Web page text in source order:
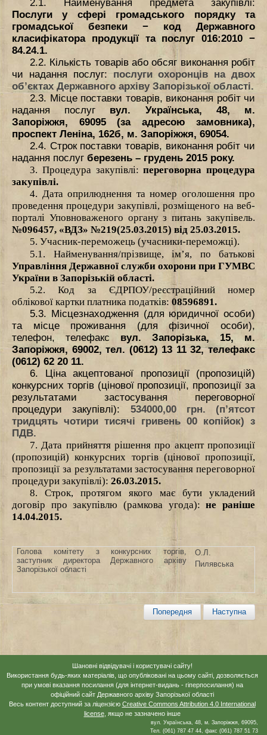
2.1. Найменування предмета закупівлі:
Послуги у сфері громадського порядку та
громадської безпеки − код Державного
класифікатора продукції та послуг 016:2010 −
84.24.1.
2.2. Кількість товарів або обсяг виконання робіт
чи надання послуг: послуги охоронців надвох
об’єктах Державного архіву Запорізької області.
2.3. Місце поставки товарів, виконання робіт чи
надання послуг вул. Українська, 48, м.
Запоріжжя, 69095 (за адресою замовника),
проспект Леніна, 162б, м. Запоріжжя, 69054.
2.4. Строк поставки товарів, виконання робіт чи
надання послуг березень – грудень 2015 року.
3. Процедура закупівлі:переговорна процедура
закупівлі.
4. Дата оприлюднення та номер оголошення про
проведення процедури закупівлі, розміщеного на веб-
порталі Уповноваженого органу з питань закупівель.
№096457, «ВДЗ» №219(25.03.2015) від 25.03.2015.
5. Учасник-переможець (учасники-переможці).
5.1. Найменування/прізвище, ім’я, по батькові
Управління Державної служби охорони при ГУМВС
України в Запорізькій області.
5.2. Код за ЄДРПОУ/реєстраційний номер
облікової картки платника податків: 08596891.
5.3. Місцезнаходження (для юридичної особи)
та місце проживання (для фізичної особи),
телефон, телефакс вул. Запорізька, 15, м.
Запоріжжя, 69002,тел. (0612) 13 11 32, телефакс
(0612) 62 20 11.
6. Ціна акцептованої пропозиції (пропозицій)
конкурсних торгів (цінової пропозиції, пропозиції за
результатами застосування переговорної
процедури закупівлі): 534000,00 грн. (п’ятсот
тридцять чотири тисячі гривень 00 копійок) з
ПДВ.
7. Дата прийняття рішення про акцепт пропозиції
(пропозицій) конкурсних торгів (цінової пропозиції,
пропозиції за результатами застосування переговорної
процедури закупівлі): 26.03.2015.
8. Строк, протягом якого має бути укладений
договір про закупівлю (рамкова угода):не раніше
14.04.2015.
Голова комітету з конкурсних торгів,
заступник директора Державного архіву
Запорізької області
О.Л.
Пилявська
Попередня Наступна
Шановні відвідувачі і користувачі сайту!
Використання будь-яких матеріалів, що опубліковані на цьому сайті, дозволяється
при умові вказання посилання (для інтернет-видань - гіперпосилання) на
офіційний сайт Державного архіву Запорізької області
Весь контент доступний за ліцензією Creative Commons Attribution 4.0 International
license, якщо не зазначено інше
вул. Українська, 48, м. Запоріжжя, 69095,
Тел. (061) 787 47 44, факс (061) 787 51 73